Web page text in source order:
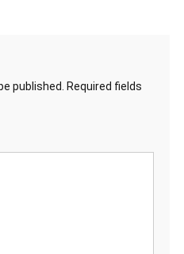
published.
Required fields